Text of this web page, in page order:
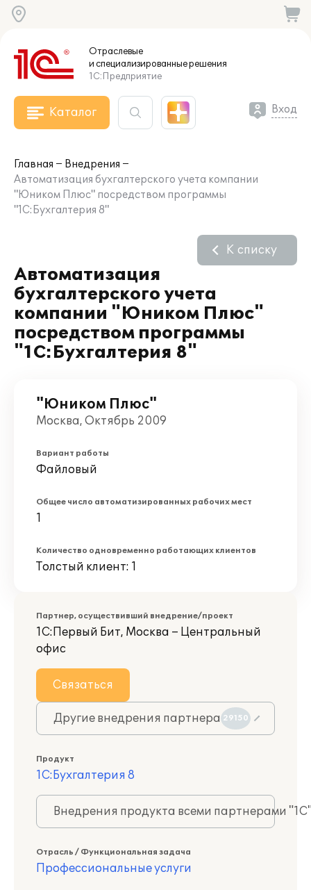
Отраслевые
и специализированныерешения
1С:Предприятие
Каталог Вход
Главная
Внедрения
Автоматизация бухгалтерского учета компании
"Юником Плюс" посредством программы
"1С:Бухгалтерия 8"
Автоматизация
бухгалтерского учета
компании "Юником Плюс"
посредством программы
"1С:Бухгалтерия 8"
К списку
"Юником Плюс"
Москва, Октябрь 2009
Вариант работы
Файловый
Общее число автоматизированных рабочих мест
1
Количество одновременно работающих клиентов
Толстый клиент: 1
Партнер, осуществивший внедрение/проект
1С:Первый Бит, Москва – Центральный
офис
Связаться
Другие внедрения партнера 29150
Продукт
1С:Бухгалтерия 8
Внедрения продукта всеми партнерами
Отрасль / Функциональная задача
Профессиональные услуги